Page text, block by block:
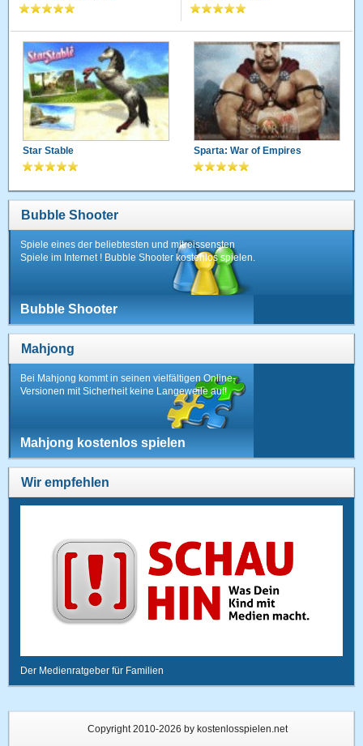
Star Stable Sparta: War of Empires
Bubble Shooter
Spiele eines der beliebtesten und mitreissensten
Spiele im Internet ! Bubble Shooter kostenlos spielen.
Bubble Shooter
Mahjong
Bei Mahjong kommt in seinen vielfältigen Online-
Versionen mit Sicherheit keine Langeweile auf!
Mahjong kostenlos spielen
Wir empfehlen
Der Medienratgeber für Familien
Copyright 2010-2026 by kostenlosspielen.net